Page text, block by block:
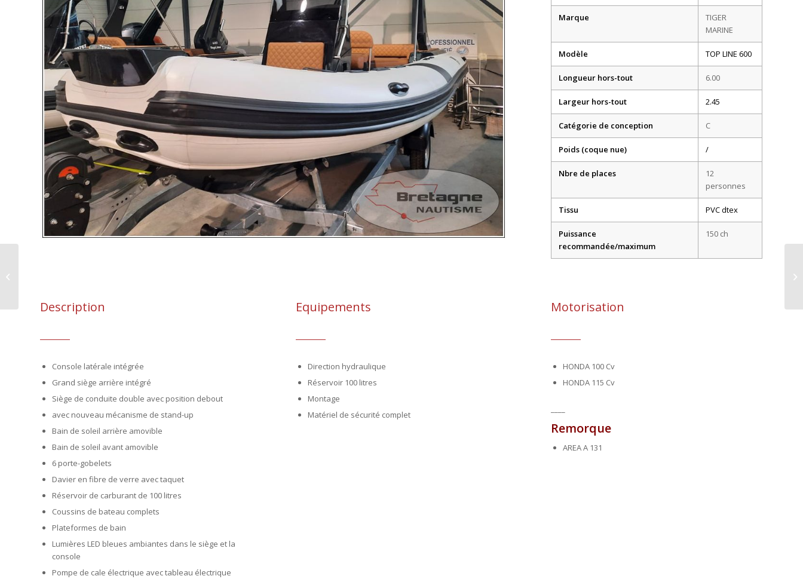
Marque
TIGER
MARINE
Modèle TOP LINE 600
Longueur hors-tout 6.00
Largeur hors-tout 2.45
Catégorie de conception C
Poids (coque nue) /
Nbre de places
12
personnes
Tissu PVC dtex
Puissance
recommandée/maximum
150 ch
Description
Console latérale intégrée
Grand siège arrière intégré
Siège de conduite double avec position debout
avec nouveau mécanisme de stand-up
Bain de soleil arrière amovible
Bain de soleil avant amovible
6 porte-gobelets
Davier en fibre de verre avec taquet
Réservoir de carburant de 100 litres
Coussins de bateau complets
Plateformes de bain
Lumières LED bleues ambiantes dans le siège et la
console
Pompe de cale électrique avec tableau électrique
Equipements
Direction hydraulique
Réservoir 100 litres
Montage
Matériel de sécurité complet
Motorisation
HONDA 100 Cv
HONDA 115 Cv
Remorque
AREA A 131